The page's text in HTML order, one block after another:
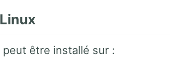
peut être installé sur :